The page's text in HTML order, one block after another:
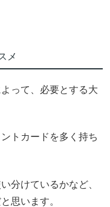
メ
って、必要とする大
トカードを多く持ち
分けているかなど、
思います。